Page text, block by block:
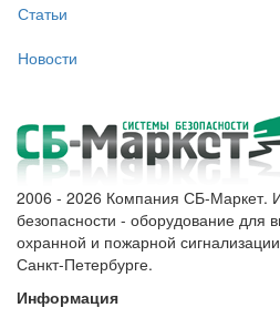
Статьи
Новости
2006 - 2026 Компания СБ-Маркет.
безопасности - оборудование для
охранной и пожарной
Санкт-Петербурге.
Информация